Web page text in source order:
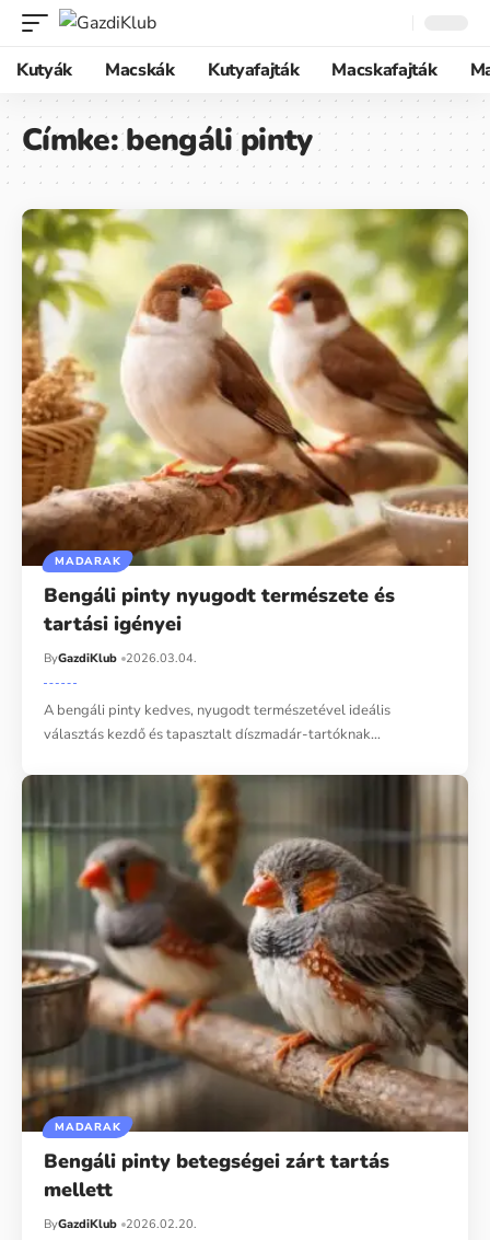
Kutyák Macskák Kutyafajták Macskafajták
Címke:bengáli pinty
MADARAK
Bengáli pinty nyugodt természete és
tartási igényei
ByGazdiKlub 2026.03.04.
A bengáli pinty kedves, nyugodt természetével ideális
választás kezdő és tapasztalt díszmadár-tartóknak…
MADARAK
Bengáli pinty betegségei zárt tartás
mellett
ByGazdiKlub 2026.02.20.